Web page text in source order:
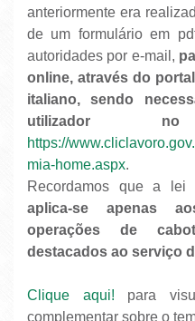
anteriormente era
de um formulário em
autoridades por e-mail,
online, através do
italiano, sendo
utilizador
https://
mia-home.aspx.
Recordamos que a lei
aplica-se apenas
operações de
destacados ao serviço
Clique aqui! para
complementar sobre o